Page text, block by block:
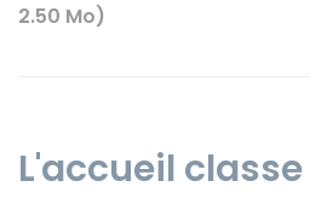
2.50 Mo)
L'accueil classe